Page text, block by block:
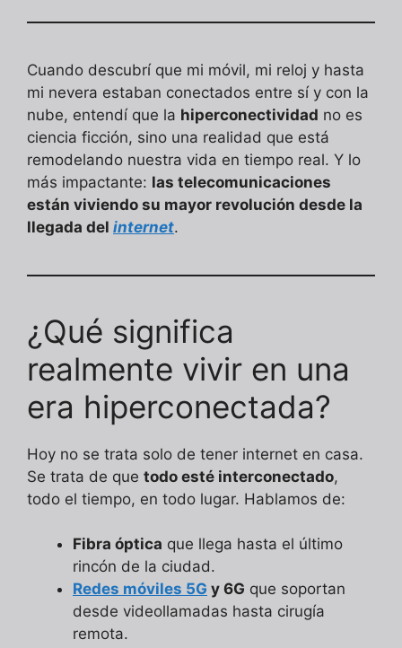
Cuando descubrí que mi móvil, mi reloj y hasta
mi nevera estaban conectados entre sí y con la
nube, entendí que la hiperconectividad no es
ciencia ficción, sino una realidad que está
remodelando nuestra vida en tiempo real. Y lo
más impactante: las telecomunicaciones
están viviendo su mayor revolución desde la
llegada del internet.
¿Qué significa
realmente vivir en una
era hiperconectada?
Hoy no se trata solo de tener internet en casa.
Se trata de que todo esté interconectado,
todo el tiempo, en todo lugar. Hablamos de:
Fibra óptica que llega hasta el último
rincón de la ciudad.
Redes móviles 5G y 6G que soportan
desde videollamadas hasta cirugía
remota.